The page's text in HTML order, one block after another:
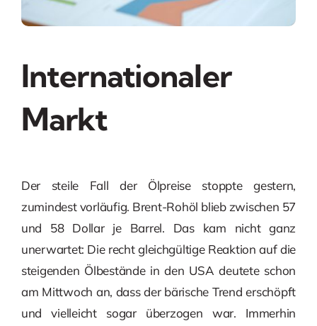
Internationaler
Markt
Der steile Fall der Ölpreise stoppte gestern,
zumindest vorläufig. Brent-Rohöl blieb zwischen 57
und 58 Dollar je Barrel. Das kam nicht ganz
unerwartet: Die recht gleichgültige Reaktion auf die
steigenden Ölbestände in den USA deutete schon
am Mittwoch an, dass der bärische Trend erschöpft
und vielleicht sogar überzogen war. Immerhin